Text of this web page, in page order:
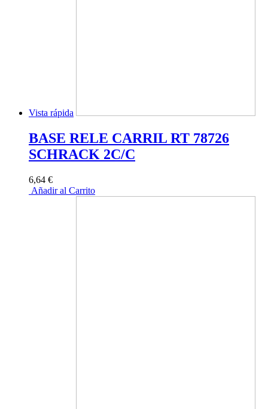
Vista rápida
BASE RELE CARRIL RT 78726
SCHRACK 2C/C
6,64 €
Añadir al Carrito